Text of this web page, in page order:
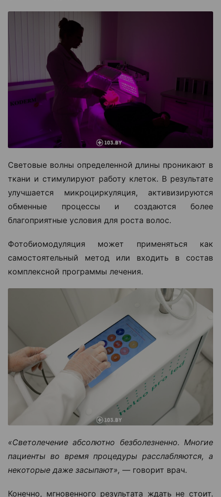
Световые волны определенной длины проникают в
ткани и стимулируют работу клеток. В результате
улучшается микроциркуляция, активизируются
обменные процессы и создаются более
благоприятные условия для роста волос.
Фотобиомодуляция может применяться как
самостоятельный метод или входить в состав
комплексной программы лечения.
«Светолечение абсолютно безболезненно. Многие
пациенты во время процедуры расслабляются, а
некоторые даже засыпают», — говорит врач.
Конечно, мгновенного результата ждать не стоит.